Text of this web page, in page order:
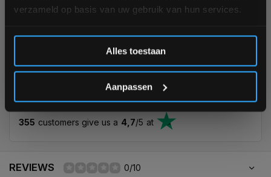
verzameld op basis van uw gebruik van hun services.
Alles toestaan
Aanpassen
KUNNEN WE HELPEN?
+31 (0)24 645 1309
355 customers give us a 4,7/5 at
REVIEWS 0/10
Inschrijven
*Verzendkosten vallen buiten de korting